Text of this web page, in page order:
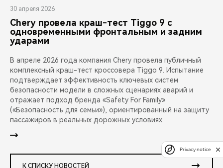
30 апреля 2026
Chery провела краш-тест Tiggo 9 с
одновременными фронтальным и задним
ударами
В апреле 2026 года компания Chery провела публичный
комплексный краш-тест кроссовера Tiggo 9. Испытание
подтверждает эффективность ключевых систем
безопасности модели в сложных сценариях аварий и
отражает подход бренда «Safety For Family»
(«Безопасность для семьи»), ориентированный на защиту
пассажиров в реальных дорожных условиях.
К СПИСКУ НОВОСТЕЙ
Privacy notice